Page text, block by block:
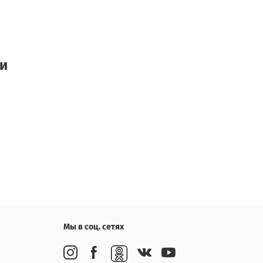
Мы в соц. сетях